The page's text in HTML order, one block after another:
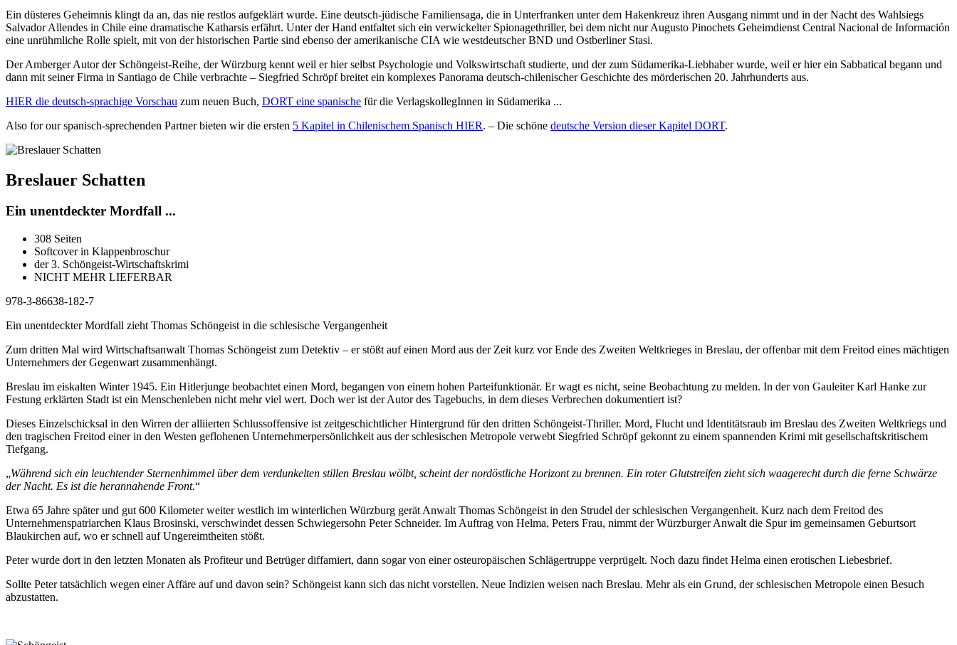
Ein düsteres Geheimnis klingt da an, das nie restlos aufgeklärt wurde. Eine deutsch-jüdische Familiensaga, die in Unterfranken unter dem Hakenkreuz ihren Ausgang nimmt und in der Nacht des Wahlsiegs
Salvador Allendes in Chile eine dramatische Katharsis erfährt. Unter der Hand entfaltet sich ein verwickelter Spionagethriller, bei dem nicht nur Augusto Pinochets Geheimdienst Central Nacional de Información
eine unrühmliche Rolle spielt, mit von der historischen Partie sind ebenso der amerikanische CIA wie westdeutscher BND und Ostberliner Stasi.
Der Amberger Autor der Schöngeist-Reihe, der Würzburg kennt weil er hier selbst Psychologie und Volkswirtschaft studierte, und der zum Südamerika-Liebhaber wurde, weil er hier ein Sabbatical begann und
dann mit seiner Firma in Santiago de Chile verbrachte – Siegfried Schröpf breitet ein komplexes Panorama deutsch-chilenischer Geschichte des mörderischen 20. Jahrhunderts aus.
HIER die deutsch-sprachige Vorschau zum neuen Buch, DORT eine spanische für die VerlagskollegInnen in Südamerika ...
Also for our spanisch-sprechenden Partner bieten wir die ersten 5 Kapitel in Chilenischem Spanisch HIER. – Die schöne deutsche Version dieser Kapitel DORT.
Breslauer Schatten
Ein unentdeckter Mordfall ...
308 Seiten
Softcover in Klappenbroschur
der 3. Schöngeist-Wirtschaftskrimi
NICHT MEHR LIEFERBAR
978-3-86638-182-7
Ein unentdeckter Mordfall zieht Thomas Schöngeist in die schlesische Vergangenheit
Zum dritten Mal wird Wirtschaftsanwalt Thomas Schöngeist zum Detektiv – er stößt auf einen Mord aus der Zeit kurz vor Ende des Zweiten Weltkrieges in Breslau, der offenbar mit dem Freitod eines mächtigen
Unternehmers der Gegenwart zusammenhängt.
Breslau im eiskalten Winter 1945. Ein Hitlerjunge beobachtet einen Mord, begangen von einem hohen Parteifunktionär. Er wagt es nicht, seine Beobachtung zu melden. In der von Gauleiter Karl Hanke zur
Festung erklärten Stadt ist ein Menschenleben nicht mehr viel wert. Doch wer ist der Autor des Tagebuchs, in dem dieses Verbrechen dokumentiert ist?
Dieses Einzelschicksal in den Wirren der alliierten Schlussoffensive ist zeitgeschichtlicher Hintergrund für den dritten Schöngeist-Thriller. Mord, Flucht und Identitätsraub im Breslau des Zweiten Weltkriegs und
den tragischen Freitod einer in den Westen geflohenen Unternehmerpersönlichkeit aus der schlesischen Metropole verwebt Siegfried Schröpf gekonnt zu einem spannenden Krimi mit gesellschaftskritischem
Tiefgang.
„Während sich ein leuchtender Sternenhimmel über dem verdunkelten stillen Breslau wölbt, scheint der nordöstliche Horizont zu brennen. Ein roter Glutstreifen zieht sich waagerecht durch die ferne Schwärze
der Nacht. Es ist die herannahende Front.“
Etwa 65 Jahre später und gut 600 Kilometer weiter westlich im winterlichen Würzburg gerät Anwalt Thomas Schöngeist in den Strudel der schlesischen Vergangenheit. Kurz nach dem Freitod des
Unternehmenspatriarchen Klaus Brosinski, verschwindet dessen Schwiegersohn Peter Schneider. Im Auftrag von Helma, Peters Frau, nimmt der Würzburger Anwalt die Spur im gemeinsamen Geburtsort
Blaukirchen auf, wo er schnell auf Ungereimtheiten stößt.
Peter wurde dort in den letzten Monaten als Profiteur und Betrüger diffamiert, dann sogar von einer osteuropäischen Schlägertruppe verprügelt. Noch dazu findet Helma einen erotischen Liebesbrief.
Sollte Peter tatsächlich wegen einer Affäre auf und davon sein? Schöngeist kann sich das nicht vorstellen. Neue Indizien weisen nach Breslau. Mehr als ein Grund, der schlesischen Metropole einen Besuch
abzustatten.